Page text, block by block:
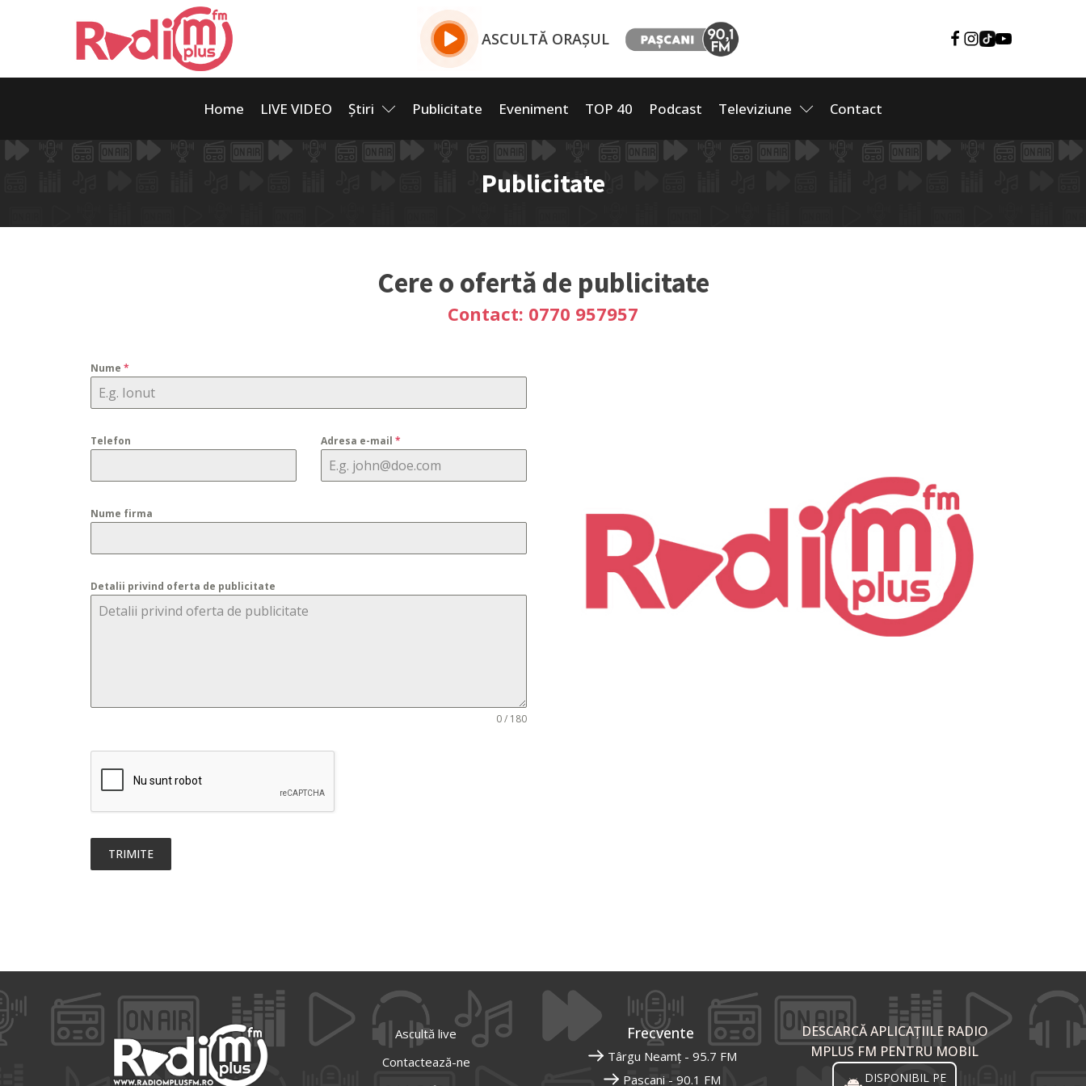
ASCULTĂ ORAȘUL
Home LIVE VIDEO Știri Publicitate Eveniment TOP 40 Podcast Televiziune Contact
Publicitate
Cere o ofertă de publicitate
Contact: 0770 957957
Nume *
Telefon Adresa e-mail *
Nume firma
Detalii privind oferta de publicitate
0 / 180
TRIMITE
Ascultă live
Contactează-ne
Frecvente
Târgu Neamț - 95.7 FM
Pascani - 90.1 FM
DESCARCĂ APLICAȚIILE RADIO
MPLUS FM PENTRU MOBIL
DISPONIBIL PE